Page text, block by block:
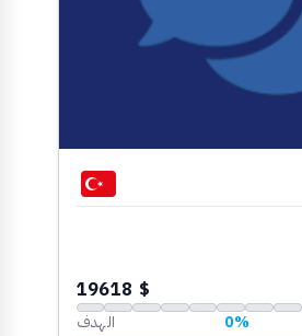
$ 19618
0% الهدف